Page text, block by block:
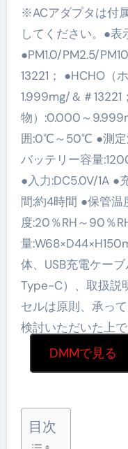
※ACアダプタは付
してください。●表
●PM1.0/PM2.5/
13221； ●HCHO（
1.999mg/＆＃
物）:0.000～
囲:0℃～50℃ ●測定
バッテリー容量
●入力:DC5.0V/1A ●
間:約4時間 ●保管
度:20％RH～90％
量
体、USB充電ケー
Type-C）、取扱説
セルは原則、承っ
検討いただいた上で
DMMで見る
目次